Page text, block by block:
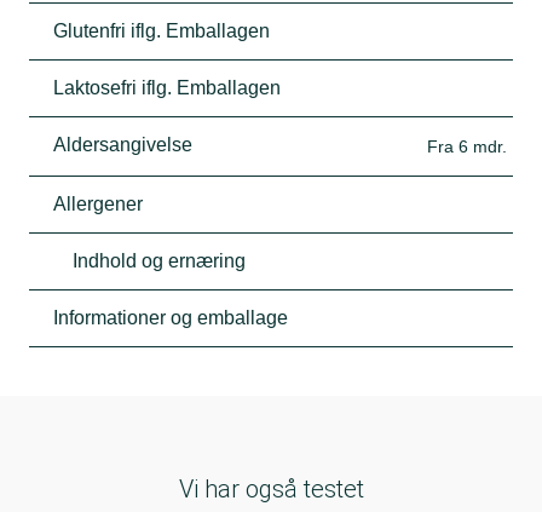
Glutenfri iflg. Emballagen
Laktosefri iflg. Emballagen
Aldersangivelse Fra 6 mdr.
Allergener
Indhold og ernæring
Informationer og emballage
Vi har også testet